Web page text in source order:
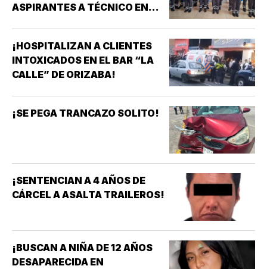
ASPIRANTES A TÉCNICO EN
¡HOSPITALIZAN A CLIENTES
INTOXICADOS EN EL BAR “LA
CALLE” DE ORIZABA!
¡SE PEGA TRANCAZO SOLITO!
¡SENTENCIAN A 4 AÑOS DE
CÁRCEL A ASALTA TRAILEROS!
¡BUSCAN A NIÑA DE 12 AÑOS
DESAPARECIDA EN